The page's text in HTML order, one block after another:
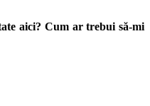
aici? Cum ar trebui să-mi